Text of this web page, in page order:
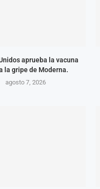
aprueba la vacuna
la gripe de Moderna.
agosto 7, 2026